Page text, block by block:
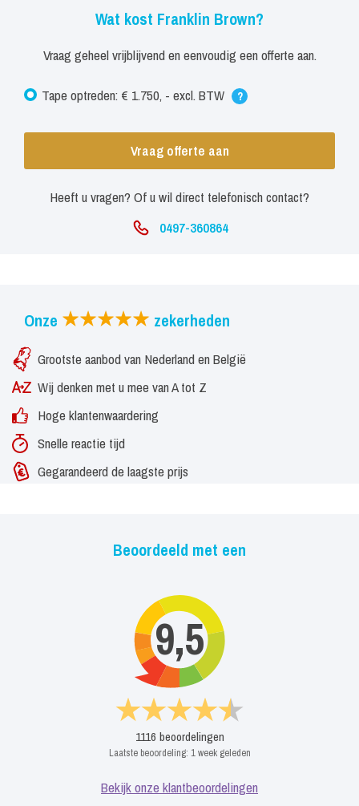
Wat kost Franklin Brown?
Vraag geheel vrijblijvend en eenvoudig een offerte aan.
Tape optreden: € 1.750, - excl. BTW ?
Vraag offerte aan
Heeft u vragen? Of u wil direct telefonisch contact?
0497-360864
Onze zekerheden
Grootste aanbod van Nederland en België
Wij denken met u mee van A tot Z
Hoge klantenwaardering
Snelle reactie tijd
Gegarandeerd de laagste prijs
Beoordeeld met een
9,5
1116 beoordelingen
Laatste beoordeling: 1 week geleden
Bekijk onze klantbeoordelingen